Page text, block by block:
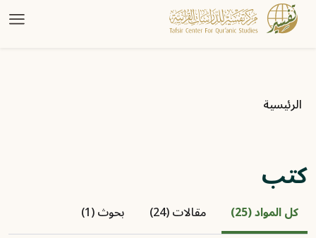
مسار التنقل
الرئيسية
كتب
كل المواد (25) مقالات (24) بحوث (1)